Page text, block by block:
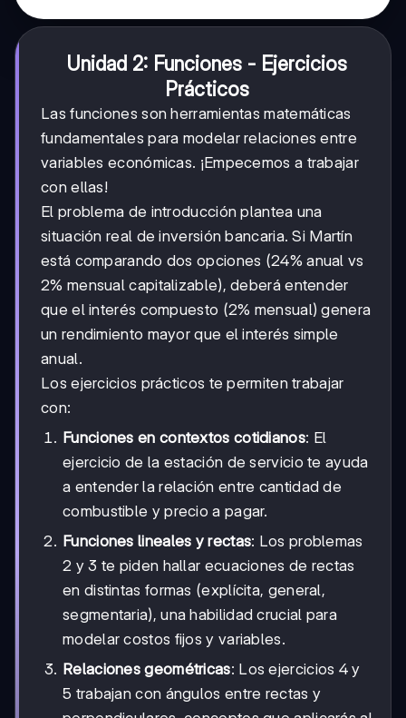
Unidad 2: Funciones - Ejercicios
Prácticos
Las funciones son herramientas matemáticas
fundamentales para modelar relaciones entre
variables económicas. ¡Empecemos a trabajar
con ellas!
El problema de introducción plantea una
situación real de inversión bancaria. Si Martín
está comparando dos opciones (24% anual vs
2% mensual capitalizable), deberá entender
que el interés compuesto (2% mensual) genera
un rendimiento mayor que el interés simple
anual.
Los ejercicios prácticos te permiten trabajar
con:
Funciones en contextos cotidianos: El
ejercicio de la estación de servicio te ayuda
a entender la relación entre cantidad de
combustible y precio a pagar.
Funciones lineales y rectas: Los problemas
2 y 3 te piden hallar ecuaciones de rectas
en distintas formas (explícita, general,
segmentaria), una habilidad crucial para
modelar costos fijos y variables.
Relaciones geométricas: Los ejercicios 4 y
5 trabajan con ángulos entre rectas y